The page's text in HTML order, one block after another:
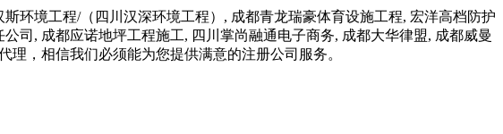
境工程/（四川汉深环境工程）, 成都青龙瑞豪体育设施工程, 宏洋高档防护
司, 成都应诺地坪工程施工, 四川掌尚融通电子商务, 成都大华律盟, 成都威曼
，相信我们必须能为您提供满意的注册公司服务。